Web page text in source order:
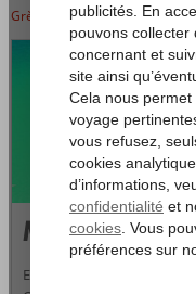
Grèce Crète Crète
Milatos
Entre Analipsi et